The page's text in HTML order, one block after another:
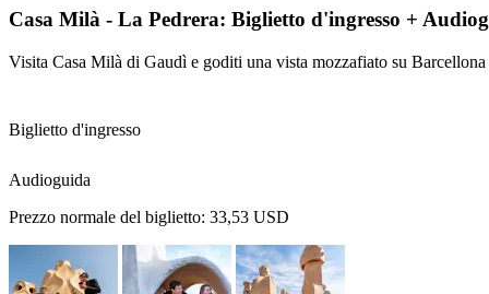
Casa Milà - La Pedrera: Biglietto d'ingresso +
Visita Casa Milà di Gaudì e goditi una vista mozzafiato su Barcellona
Biglietto d'ingresso
Audioguida
Prezzo normale del biglietto: 33,53 USD